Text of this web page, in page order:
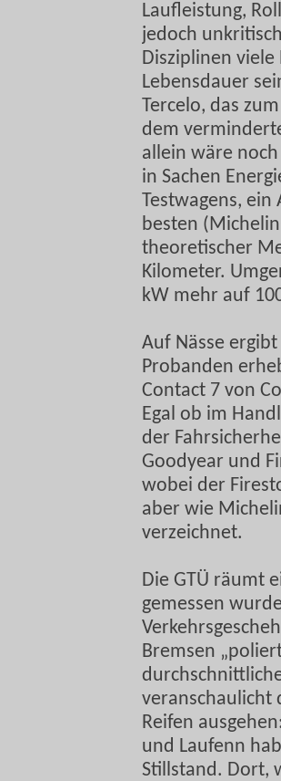
Laufleistung,
jedoch
Disziplinen
Lebensdauer
Tercelo, das
dem
allein wäre
in Sachen
Testwagens, ein
besten
theoretischer
Kilometer.
kW mehr auf
Auf Nässe
Probanden
Contact 7 von
Egal ob im
der
Goodyear und
wobei der
aber wie
verzeichnet.
Die GTÜ räumt
gemessen
Bremsen
veranschaulicht
Reifen
und Laufenn
Stillstand. Dort,